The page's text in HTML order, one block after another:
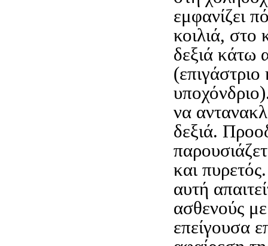
εμφανίζει
κοιλιά, στο
δεξιά κάτω
(επιγάστριο
να
δεξιά.
και
αυτή
ασθενούς με
επείγουσα